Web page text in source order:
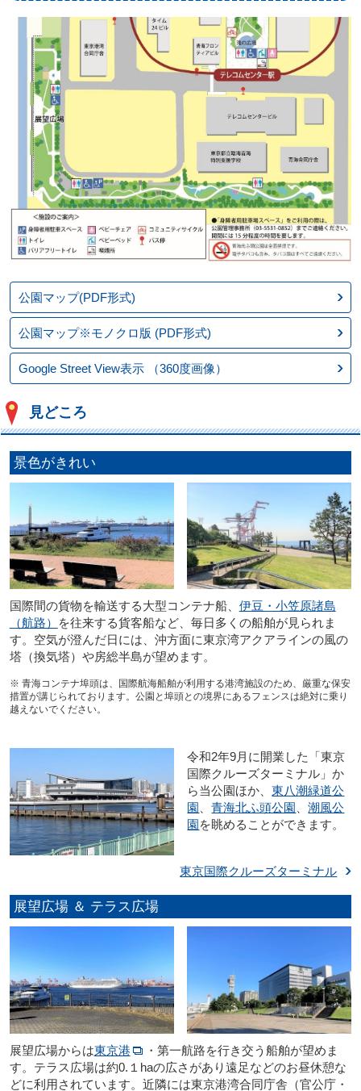
公園マップ(PDF形式)
公園マップ※モノクロ版 (PDF形式)
Google Street View表示（360度画像）
見どころ
景色がきれい
国際間の貨物を輸送する大型コンテナ船、 伊豆・小笠原諸島
（航路）
を往来する貨客船など、毎日多くの船舶が見られま
す。空気が澄んだ日には、沖方面に東京湾アクアラインの風の
塔（換気塔）や房総半島が望めます。
※ 青海コンテナ埠頭は、国際航海船舶が利用する港湾施設のため、厳重な保安
措置が講じられております。公園と埠頭との境界にあるフェンスは絶対に乗り
越えないでください。
令和2年9月に開業した「東京
国際クルーズターミナル」か
ら当公園ほか、東八潮緑道公
園 、青海北ふ頭公園 、潮風公
園 を眺めることができます。
東京国際クルーズターミナル
展望広場 ＆ テラス広場
展望広場からは東京港
・第一航路を行き交う船舶が望めま
す。テラス広場は約0.１haの広さがあり遠足などのお昼休憩な
どに利用されています。近隣には東京港湾合同庁舎（官公庁・